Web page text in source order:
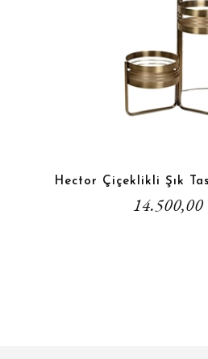
Hector Çiçeklikli Şık